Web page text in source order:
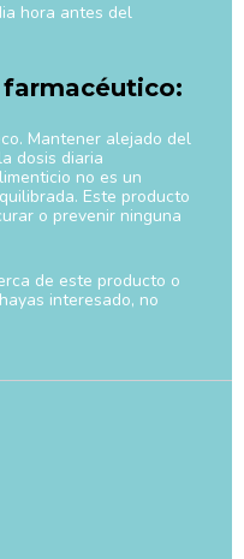
hora antes del
Mantener alejado del
dosis diaria
no es un
Este producto
o prevenir ninguna
de este producto o
interesado, no